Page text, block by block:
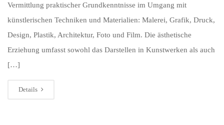
Vermittlung praktischer Grundkenntnisse im Umgang mit
künstlerischen Techniken und Materialien: Malerei, Grafik, Druck,
Design, Plastik, Architektur, Foto und Film. Die ästhetische
Erziehung umfasst sowohl das Darstellen in Kunstwerken als auch
[…]
Details